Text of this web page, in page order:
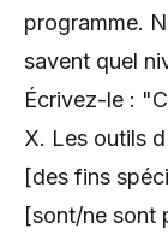
programme.
savent quel
Écrivez-le :
X. Les outils
[des fins
[sont/ne sont